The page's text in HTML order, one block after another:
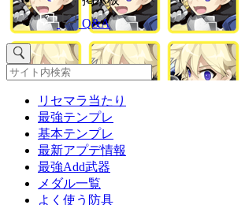
Q&A
リセマラ当たり
最強テンプレ
基本テンプレ
最新アプデ情報
最強Add武器
メダル一覧
よく使う防具